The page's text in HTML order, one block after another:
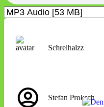
Schreihalzz
Stefan Proksch